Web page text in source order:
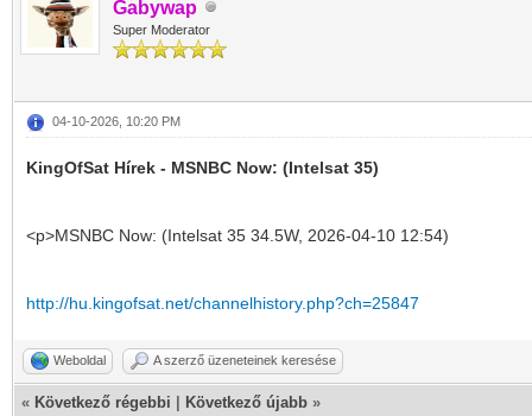
Gabywap
Super Moderator
04-10-2026, 10:20 PM
KingOfSat Hírek - MSNBC Now: (Intelsat 35)
<p>MSNBC Now: (Intelsat 35 34.5W, 2026-04-10 12:54)
http://hu.kingofsat.net/channelhistory.php?ch=25847
Weboldal A szerző üzeneteinek keresése
« Következő régebbi Következő újabb »